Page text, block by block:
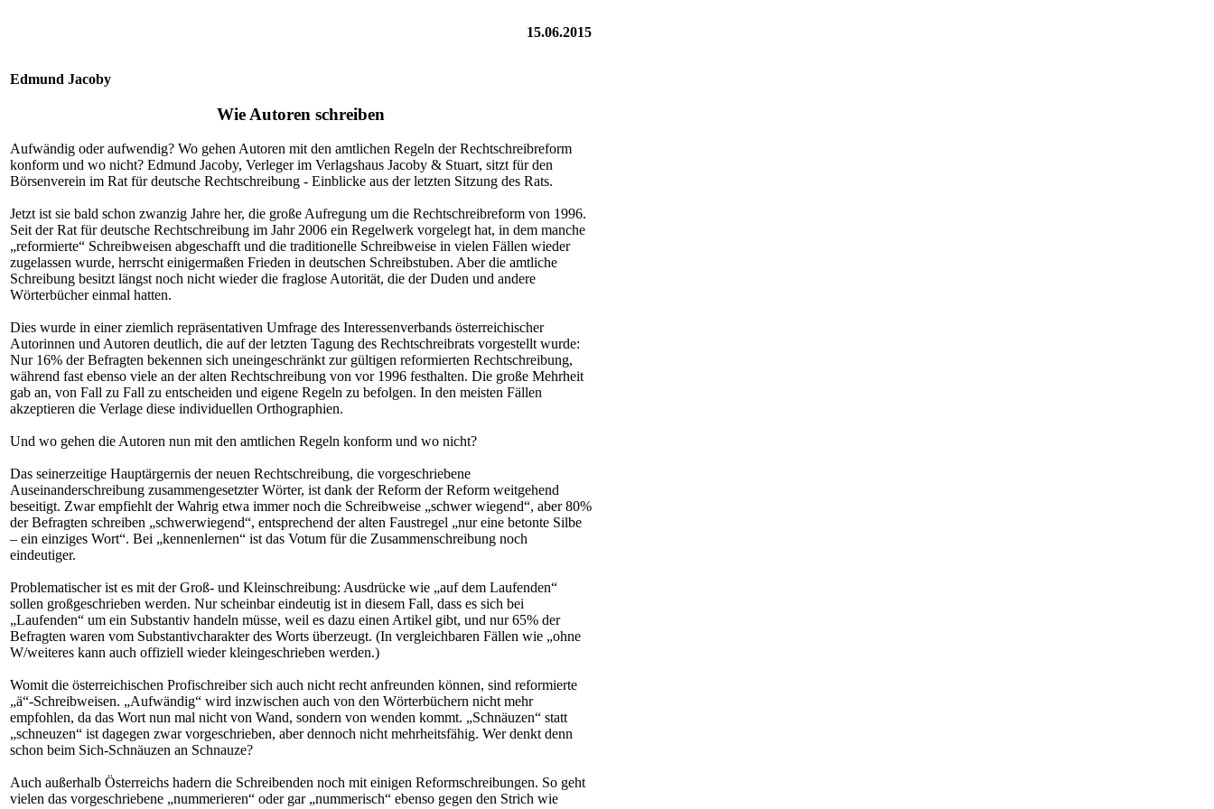
15.06.2015
Edmund Jacoby
Wie Autoren schreiben
Aufwändig oder aufwendig? Wo gehen Autoren mit den amtlichen Regeln der Rechtschreibreform
konform und wo nicht? Edmund Jacoby, Verleger im Verlagshaus Jacoby & Stuart, sitzt für den
Börsenverein im Rat für deutsche Rechtschreibung - Einblicke aus der letzten Sitzung des Rats.
Jetzt ist sie bald schon zwanzig Jahre her, die große Aufregung um die Rechtschreibreform von 1996.
Seit der Rat für deutsche Rechtschreibung im Jahr 2006 ein Regelwerk vorgelegt hat, in dem manche
„reformierte“ Schreibweisen abgeschafft und die traditionelle Schreibweise in vielen Fällen wieder
zugelassen wurde, herrscht einigermaßen Frieden in deutschen Schreibstuben. Aber die amtliche
Schreibung besitzt längst noch nicht wieder die fraglose Autorität, die der Duden und andere
Wörterbücher einmal hatten.
Dies wurde in einer ziemlich repräsentativen Umfrage des Interessenverbands österreichischer
Autorinnen und Autoren deutlich, die auf der letzten Tagung des Rechtschreibrats vorgestellt wurde:
Nur 16% der Befragten bekennen sich uneingeschränkt zur gültigen reformierten Rechtschreibung,
während fast ebenso viele an der alten Rechtschreibung von vor 1996 festhalten. Die große Mehrheit
gab an, von Fall zu Fall zu entscheiden und eigene Regeln zu befolgen. In den meisten Fällen
akzeptieren die Verlage diese individuellen Orthographien.
Und wo gehen die Autoren nun mit den amtlichen Regeln konform und wo nicht?
Das seinerzeitige Hauptärgernis der neuen Rechtschreibung, die vorgeschriebene
Auseinanderschreibung zusammengesetzter Wörter, ist dank der Reform der Reform weitgehend
beseitigt. Zwar empfiehlt der Wahrig etwa immer noch die Schreibweise „schwer wiegend“, aber 80%
der Befragten schreiben „schwerwiegend“, entsprechend der alten Faustregel „nur eine betonte Silbe
– ein einziges Wort“. Bei „kennenlernen“ ist das Votum für die Zusammenschreibung noch
eindeutiger.
Problematischer ist es mit der Groß- und Kleinschreibung: Ausdrücke wie „auf dem Laufenden“
sollen großgeschrieben werden. Nur scheinbar eindeutig ist in diesem Fall, dass es sich bei
„Laufenden“ um ein Substantiv handeln müsse, weil es dazu einen Artikel gibt, und nur 65% der
Befragten waren vom Substantivcharakter des Worts überzeugt. (In vergleichbaren Fällen wie „ohne
W/weiteres kann auch offiziell wieder kleingeschrieben werden.)
Womit die österreichischen Profischreiber sich auch nicht recht anfreunden können, sind reformierte
„ä“-Schreibweisen. „Aufwändig“ wird inzwischen auch von den Wörterbüchern nicht mehr
empfohlen, da das Wort nun mal nicht von Wand, sondern von wenden kommt. „Schnäuzen“ statt
„schneuzen“ ist dagegen zwar vorgeschrieben, aber dennoch nicht mehrheitsfähig. Wer denkt denn
schon beim Sich-Schnäuzen an Schnauze?
Auch außerhalb Österreichs hadern die Schreibenden noch mit einigen Reformschreibungen. So geht
vielen das vorgeschriebene „nummerieren“ oder gar „nummerisch“ ebenso gegen den Strich wie